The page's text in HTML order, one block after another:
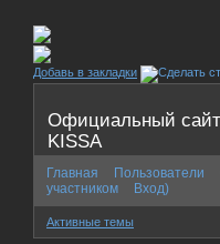
Добавь в закладки
Официальный
KISSA
Главная Пользователи
участником
Вход)
Активные темы